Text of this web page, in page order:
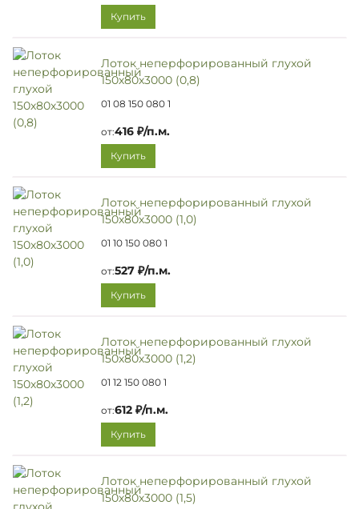
Купить
Лоток неперфорированный глухой
150х80х3000 (0,8)
01 08 150 080 1
от:416 ₽/п.м.
Купить
Лоток неперфорированный глухой
150х80х3000 (1,0)
01 10 150 080 1
от:527 ₽/п.м.
Купить
Лоток неперфорированный глухой
150х80х3000 (1,2)
01 12 150 080 1
от:612 ₽/п.м.
Купить
Лоток неперфорированный глухой
150х80х3000 (1,5)